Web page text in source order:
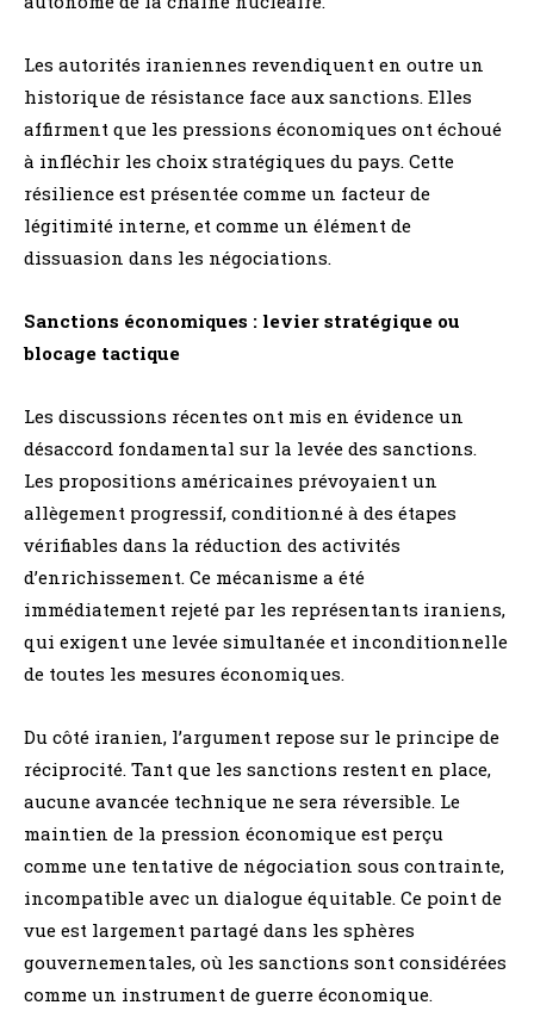
Les autorités iraniennes revendiquent en outre un
historique de résistance face aux sanctions. Elles
affirment que les pressions économiques ont échoué
à infléchir les choix stratégiques du pays. Cette
résilience est présentée comme un facteur de
légitimité interne, et comme un élément de
dissuasion dans les négociations.
Sanctions économiques : levier stratégique ou
blocage tactique
Les discussions récentes ont mis en évidence un
désaccord fondamental sur la levée des sanctions.
Les propositions américaines prévoyaient un
allègement progressif, conditionné à des étapes
vérifiables dans la réduction des activités
d’enrichissement. Ce mécanisme a été
immédiatement rejeté par les représentants iraniens,
qui exigent une levée simultanée et inconditionnelle
de toutes les mesures économiques.
Du côté iranien, l’argument repose sur le principe de
réciprocité. Tant que les sanctions restent en place,
aucune avancée technique ne sera réversible. Le
maintien de la pression économique est perçu
comme une tentative de négociation sous contrainte,
incompatible avec un dialogue équitable. Ce point de
vue est largement partagé dans les sphères
gouvernementales, où les sanctions sont considérées
comme un instrument de guerre économique.